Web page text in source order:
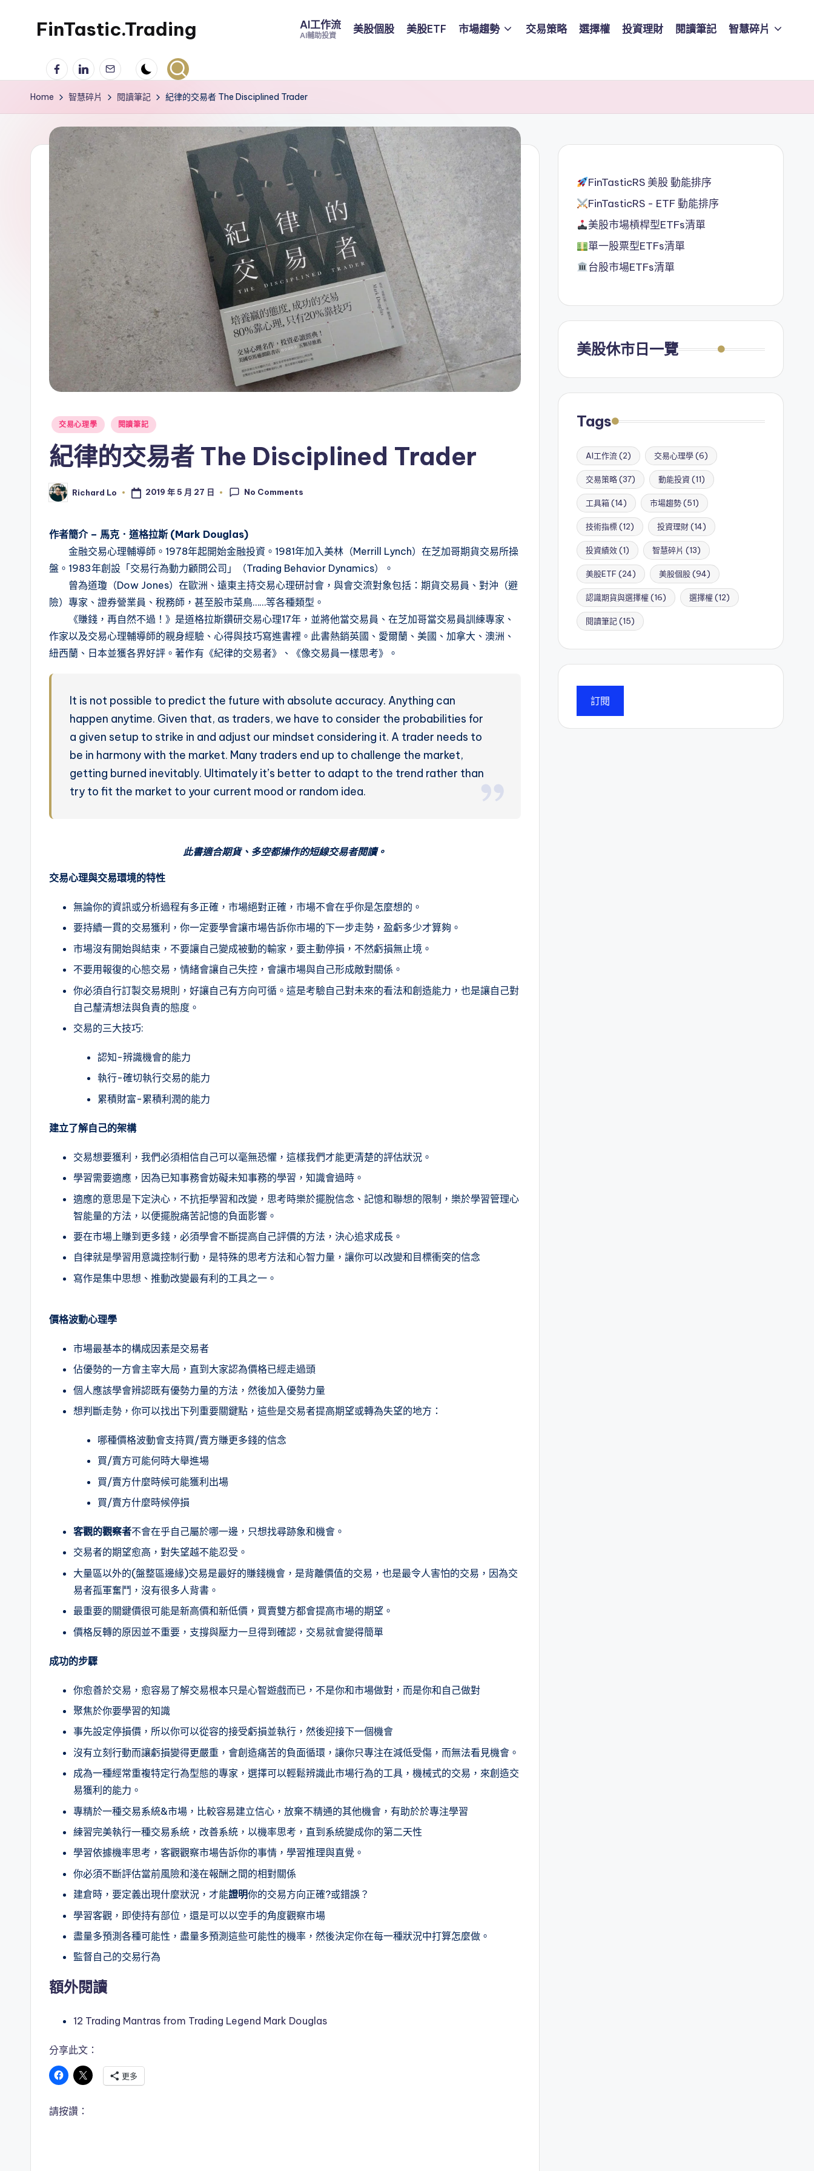
FinTastic.Trading
妙
AI工作流
AI輔助投資
美股個股 美股ETF 市場趨勢 交易策略 選擇權 投資理財 閱讀筆記 智慧碎片
Facebook
LinkedIn
電
子
郵
Home 智慧碎片 閱讀筆記 紀律的交易者 The Disciplined Trader
Posted
交易心理學 閱讀筆記
紀律的交易者 The Disciplined Trader
Posted
by
Richard Lo 2019 年 5 月 27 日 No Comments
作者簡介 – 馬克．道格拉斯 (Mark Douglas)
金融交易心理輔導師。1978年起開始金融投資。1981年加入美林（Merrill Lynch）在芝加哥期貨交易所操
盤。1983年創設「交易行為動力顧問公司」（Trading Behavior Dynamics）。
曾為道瓊（Dow Jones）在歐洲、遠東主持交易心理研討會，與會交流對象包括：期貨交易員、對沖（避
險）專家、證券營業員、稅務師，甚至股市菜鳥……等各種類型。
《賺錢，再自然不過！》是道格拉斯鑽研交易心理17年，並將他當交易員、在芝加哥當交易員訓練專家、
作家以及交易心理輔導師的親身經驗、心得與技巧寫進書裡。此書熱銷英國、愛爾蘭、美國、加拿大、澳洲、
紐西蘭、日本並獲各界好評。著作有《紀律的交易者》、《像交易員一樣思考》。
It is not possible to predict the future with absolute accuracy. Anything can
happen anytime. Given that, as traders, we have to consider the probabilities for
a given setup to strike in and adjust our mindset considering it. A trader needs to
be in harmony with the market. Many traders end up to challenge the market,
getting burned inevitably. Ultimately it’s better to adapt to the trend rather than
try to fit the market to your current mood or random idea.
此書適合期貨、多空都操作的短線交易者閱讀。
交易心理與交易環境的特性
無論你的資訊或分析過程有多正確，市場絕對正確，市場不會在乎你是怎麼想的。
要持續一貫的交易獲利，你一定要學會讓市場告訴你市場的下一步走勢，盈虧多少才算夠。
市場沒有開始與結束，不要讓自己變成被動的輸家，要主動停損，不然虧損無止境。
不要用報復的心態交易，情緒會讓自己失控，會讓市場與自己形成敵對關係。
你必須自行訂製交易規則，好讓自己有方向可循。這是考驗自己對未來的看法和創造能力，也是讓自己對
自己釐清想法與負責的態度。
交易的三大技巧:
認知-辨識機會的能力
執行-確切執行交易的能力
累積財富-累積利潤的能力
建立了解自己的架構
交易想要獲利，我們必須相信自己可以毫無恐懼，這樣我們才能更清楚的評估狀況。
學習需要適應，因為已知事務會妨礙未知事務的學習，知識會過時。
適應的意思是下定決心，不抗拒學習和改變，思考時樂於擺脫信念、記憶和聯想的限制，樂於學習管理心
智能量的方法，以便擺脫痛苦記憶的負面影響。
要在市場上賺到更多錢，必須學會不斷提高自己評價的方法，決心追求成長。
自律就是學習用意識控制行動，是特殊的思考方法和心智力量，讓你可以改變和目標衝突的信念
寫作是集中思想、推動改變最有利的工具之一。
價格波動心理學
市場最基本的構成因素是交易者
佔優勢的一方會主宰大局，直到大家認為價格已經走過頭
個人應該學會辨認既有優勢力量的方法，然後加入優勢力量
想判斷走勢，你可以找出下列重要關鍵點，這些是交易者提高期望或轉為失望的地方：
哪種價格波動會支持買/賣方賺更多錢的信念
買/賣方可能何時大舉進場
買/賣方什麼時候可能獲利出場
買/賣方什麼時候停損
客觀的觀察者不會在乎自己屬於哪一邊，只想找尋跡象和機會。
交易者的期望愈高，對失望越不能忍受。
大量區以外的(盤整區邊緣)交易是最好的賺錢機會，是背離價值的交易，也是最令人害怕的交易，因為交
易者孤軍奮鬥，沒有很多人背書。
最重要的關鍵價很可能是新高價和新低價，買賣雙方都會提高市場的期望。
價格反轉的原因並不重要，支撐與壓力一旦得到確認，交易就會變得簡單
成功的步驟
你愈善於交易，愈容易了解交易根本只是心智遊戲而已，不是你和市場做對，而是你和自己做對
聚焦於你要學習的知識
事先設定停損價，所以你可以從容的接受虧損並執行，然後迎接下一個機會
沒有立刻行動而讓虧損變得更嚴重，會創造痛苦的負面循環，讓你只專注在減低受傷，而無法看見機會。
成為一種經常重複特定行為型態的專家，選擇可以輕鬆辨識此市場行為的工具，機械式的交易，來創造交
易獲利的能力。
專精於一種交易系統&市場，比較容易建立信心，放棄不精通的其他機會，有助於於專注學習
練習完美執行一種交易系統，改善系統，以機率思考，直到系統變成你的第二天性
學習依據機率思考，客觀觀察市場告訴你的事情，學習推理與直覺。
你必須不斷評估當前風險和淺在報酬之間的相對關係
建倉時，要定義出現什麼狀況，才能證明你的交易方向正確?或錯誤？
學習客觀，即使持有部位，還是可以以空手的角度觀察市場
盡量多預測各種可能性，盡量多預測這些可能性的機率，然後決定你在每一種狀況中打算怎麼做。
監督自己的交易行為
額外閱讀
12 Trading Mantras from Trading Legend Mark Douglas
分享此文：
更多
請按讚：
FinTasticRS 美股 動能排序
FinTasticRS - ETF 動能排序
美股市場槓桿型ETFs清單
單一股票型ETFs清單
台股市場ETFs清單
美股休市日一覽
Tags
AI工作流(2) 交易心理學(6)
交易策略(37) 動能投資(11)
工具箱(14) 市場趨勢(51)
技術指標(12) 投資理財(14)
投資績效(1) 智慧碎片 (13)
美股ETF(24) 美股個股(94)
認識期貨與選擇權(16) 選擇權(12)
閱讀筆記(15)
訂閱